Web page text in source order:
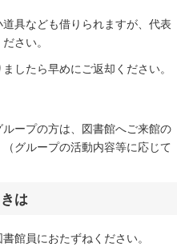
具なども借りられますが、代表
さい。
したら早めにご返却ください。
ープの方は、図書館へご来館の
グループの活動内容等に応じて
は
館員におたずねください。